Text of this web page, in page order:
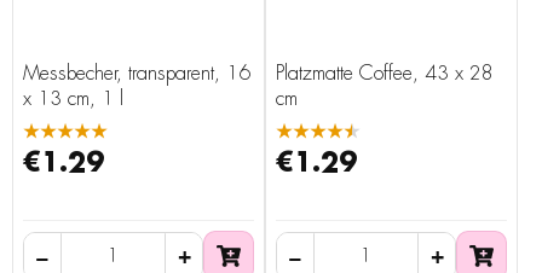
Messbecher, transparent, 16
x 13 cm, 1 l
★★★★★
€1.29
Platzmatte Coffee, 43 x 28
cm
★★★★★
€1.29